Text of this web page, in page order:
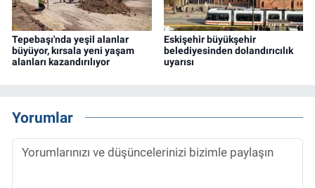
Tepebaşı'nda yeşil alanlar
büyüyor, kırsala yeni yaşam
alanları kazandırılıyor
Eskişehir büyükşehir
belediyesinden dolandırıcılık
uyarısı
Yorumlar